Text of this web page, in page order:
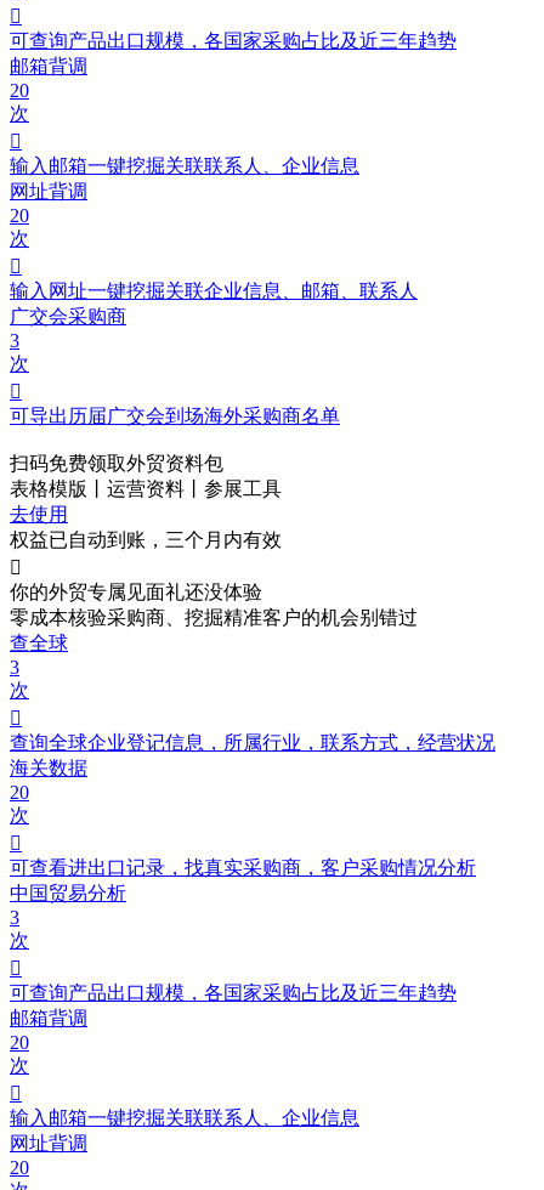

可查询产品出口规模，各国家采购占比及近三年趋势
邮箱背调
20
次

输入邮箱一键挖掘关联联系人、企业信息
网址背调
20
次

输入网址一键挖掘关联企业信息、邮箱、联系人
广交会采购商
3
次

可导出历届广交会到场海外采购商名单
扫码免费领取外贸资料包
表格模版丨运营资料丨参展工具
去使用
权益已自动到账，三个月内有效

你的外贸专属见面礼还没体验
零成本核验采购商、挖掘精准客户的机会别错过
查全球
3
次

查询全球企业登记信息，所属行业，联系方式，经营状况
海关数据
20
次

可查看进出口记录，找真实采购商，客户采购情况分析
中国贸易分析
3
次

可查询产品出口规模，各国家采购占比及近三年趋势
邮箱背调
20
次

输入邮箱一键挖掘关联联系人、企业信息
网址背调
20